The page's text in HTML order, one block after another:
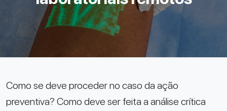
Como se deve proceder no caso da ação
preventiva? Como deve ser feita a análise crítica